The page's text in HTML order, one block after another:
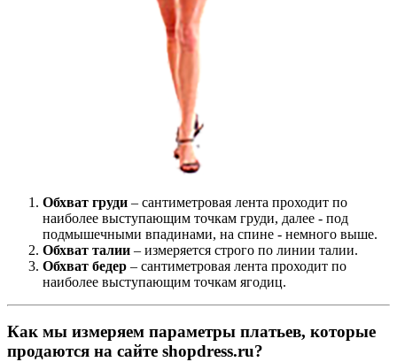
Обхват груди – сантиметровая лента проходит по
наиболее выступающим точкам груди, далее - под
подмышечными впадинами, на спине - немного выше.
Обхват талии – измеряется строго по линии талии.
Обхват бедер – сантиметровая лента проходит по
наиболее выступающим точкам ягодиц.
Как мы измеряем параметры платьев, которые
продаются на сайте shopdress.ru?